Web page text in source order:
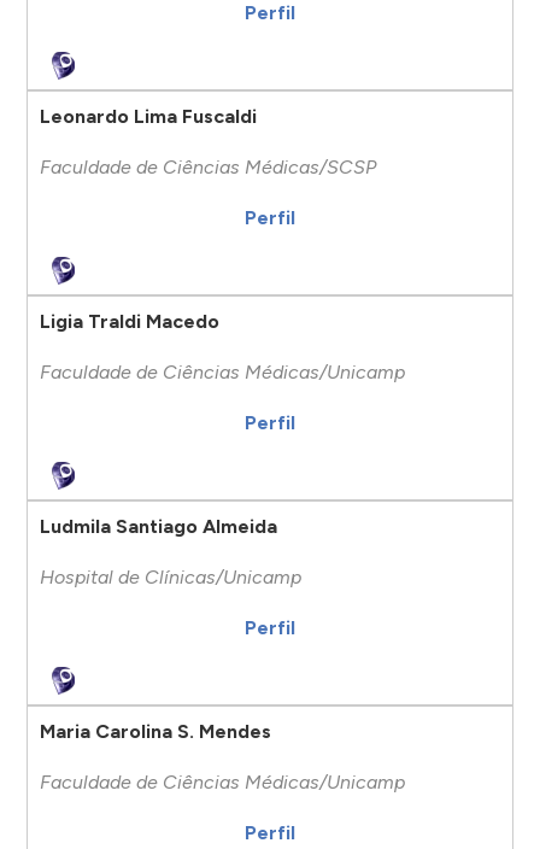
Perfil
Leonardo Lima Fuscaldi
Faculdade de Ciências Médicas/SCSP
Perfil
Ligia Traldi Macedo
Faculdade de Ciências Médicas/Unicamp
Perfil
Ludmila Santiago Almeida
Hospital de Clínicas/Unicamp
Perfil
Maria Carolina S. Mendes
Faculdade de Ciências Médicas/Unicamp
Perfil